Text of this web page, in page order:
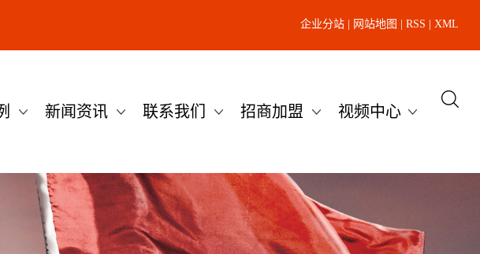
企业分站 网站地图 RSS XML
新闻资讯 联系我们 招商加盟 视频中心